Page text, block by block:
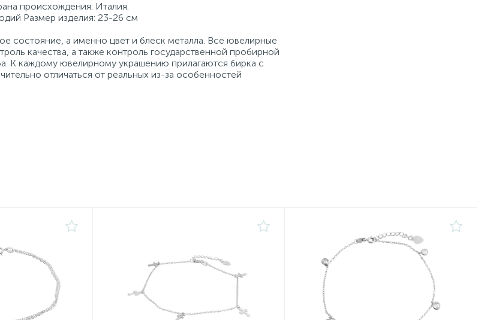
происхождения: Италия.
Размер изделия: 23-26 см
состояние, а именно цвет и блеск металла. Все ювелирные
качества, а также контроль государственной пробирной
К каждому ювелирному украшению прилагаются бирка с
отличаться от реальных из-за особенностей